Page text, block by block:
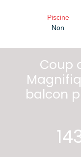
Piscine
Non
Coup
balcon